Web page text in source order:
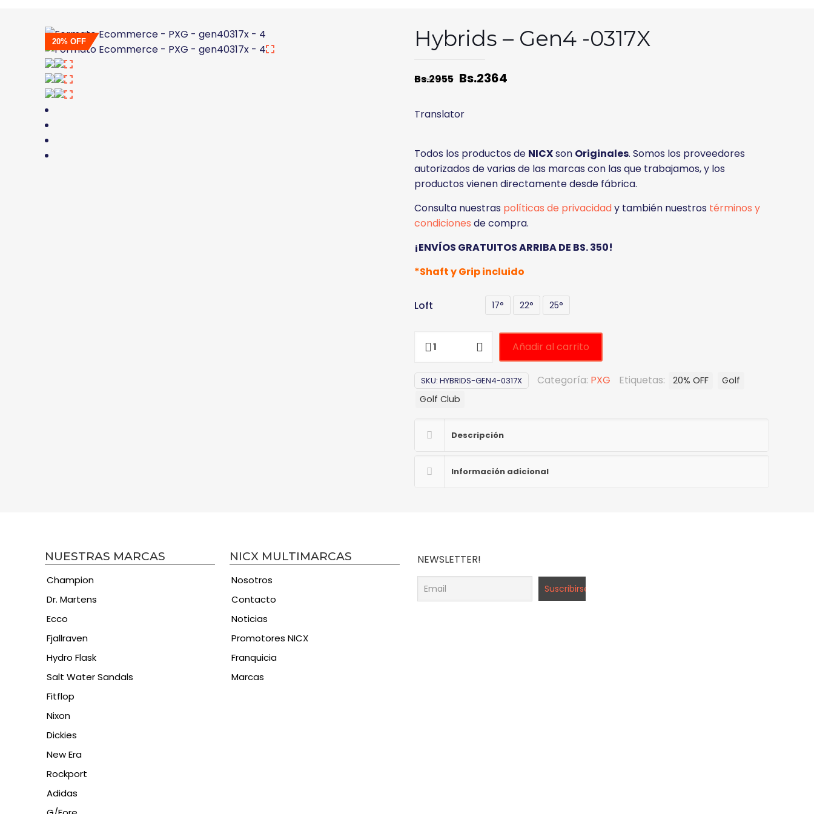
20% OFF Hybrids – Gen4 -0317X
Bs.2955 Bs.2364
Translator
Todos los productos de NICXson Originales. Somos los proveedores
autorizados de varias de las marcas con las que trabajamos, y los
productos vienen directamente desde fábrica.
Consulta nuestras políticas de privacidady también nuestros términos y
condiciones de compra.
¡ENVÍOS GRATUITOS ARRIBA DE BS. 350!
*Shaft y Grip incluido
Loft 17° 22° 25°
Añadir al carrito
SKU: HYBRIDS-GEN4-0317X Categoría: PXG Etiquetas: 20% OFF
Golf
Golf Club
Descripción
Información adicional
NUESTRAS MARCAS
Champion
Dr. Martens
Ecco
Fjallraven
Hydro Flask
Salt Water Sandals
Fitflop
Nixon
Dickies
New Era
Rockport
Adidas
NICX MULTIMARCAS
Nosotros
Contacto
Noticias
Promotores NICX
Franquicia
Marcas
NEWSLETTER!